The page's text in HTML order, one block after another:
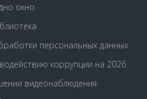
окно
персональных данных
коррупции на 2026
видеонаблюдения